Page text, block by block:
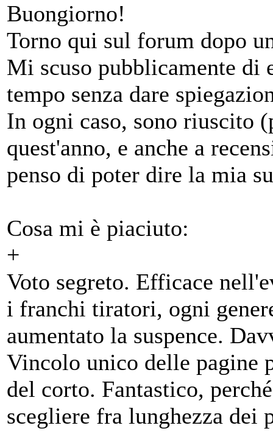
Buongiorno!
Torno qui sul forum dopo
Mi scuso pubblicamente di
tempo senza dare
In ogni caso, sono riuscito
quest'anno, e anche a
penso di poter dire la mia
Cosa mi è piaciuto:
+
Voto segreto. Efficace
i franchi tiratori, ogni
aumentato la suspence.
Vincolo unico delle pagine
del corto. Fantastico,
scegliere fra lunghezza